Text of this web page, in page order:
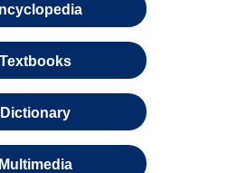
Textbooks
Dictionary
Multimedia